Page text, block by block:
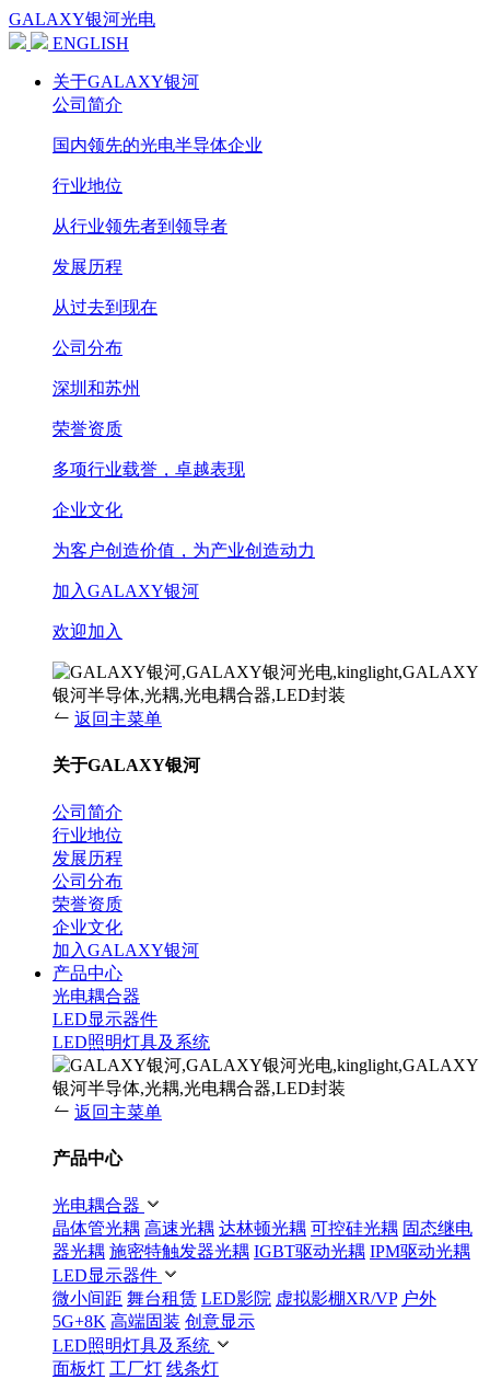
GALAXY银河光电
ENGLISH
关于GALAXY银河
公司简介
国内领先的光电半导体企业
行业地位
从行业领先者到领导者
发展历程
从过去到现在
公司分布
深圳和苏州
荣誉资质
多项行业载誉，卓越表现
企业文化
为客户创造价值，为产业创造动力
加入GALAXY银河
欢迎加入
返回主菜单
关于GALAXY银河
公司简介
行业地位
发展历程
公司分布
荣誉资质
企业文化
加入GALAXY银河
产品中心
光电耦合器
LED显示器件
LED照明灯具及系统
返回主菜单
产品中心
光电耦合器
晶体管光耦 高速光耦 达林顿光耦 可控硅光耦 固态继电
器光耦 施密特触发器光耦 IGBT驱动光耦 IPM驱动光耦
LED显示器件
微小间距 舞台租赁 LED影院 虚拟影棚XR/VP 户外
5G+8K 高端固装 创意显示
LED照明灯具及系统
面板灯 工厂灯 线条灯